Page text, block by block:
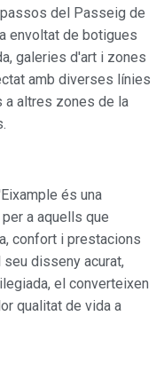
del Passeig de
envoltat de botigues
galeries d'art i zones
amb diverses línies
a altres zones de la
és una
a aquells que
confort i prestacions
seu disseny acurat,
el converteixen
qualitat de vida a